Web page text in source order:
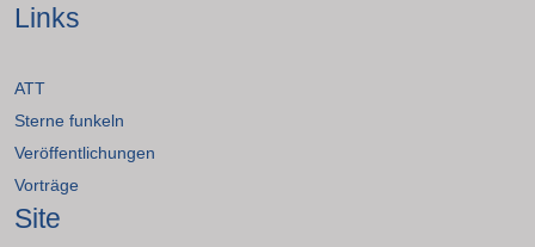
Links
ATT
Sterne funkeln
Veröffentlichungen
Vorträge
Site